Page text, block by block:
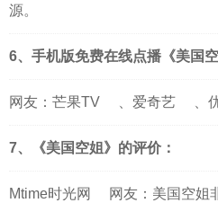
源。
6、手机版免费在线点播《美国
网友： 芒果TV 、 爱奇艺 、
7、《美国空姐》的评价：
Mtime时光网
网友：美国空姐